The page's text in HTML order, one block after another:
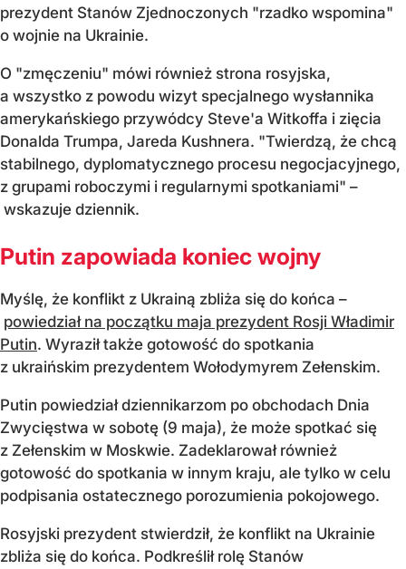
prezydent Stanów Zjednoczonych "rzadko wspomina"
o wojnie na Ukrainie.
O "zmęczeniu" mówi również strona rosyjska,
a wszystko z powodu wizyt specjalnego wysłannika
amerykańskiego przywódcy Steve'a Witkoffa i zięcia
Donalda Trumpa, Jareda Kushnera. "Twierdzą, że chcą
stabilnego, dyplomatycznego procesu negocjacyjnego,
z grupami roboczymi i regularnymi spotkaniami" –
wskazuje dziennik.
Putin zapowiada koniec wojny
Myślę, że konflikt z Ukrainą zbliża się do końca –
powiedział na początku maja prezydent Rosji Władimir
Putin. Wyraził także gotowość do spotkania
z ukraińskim prezydentem Wołodymyrem Zełenskim.
Putin powiedział dziennikarzom po obchodach Dnia
Zwycięstwa w sobotę (9 maja), że może spotkać się
z Zełenskim w Moskwie. Zadeklarował również
gotowość do spotkania w innym kraju, ale tylko w celu
podpisania ostatecznego porozumienia pokojowego.
Rosyjski prezydent stwierdził, że konflikt na Ukrainie
zbliża się do końca. Podkreślił rolę Stanów